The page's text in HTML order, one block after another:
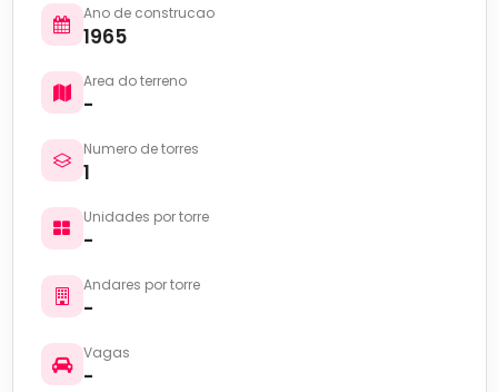
Ano de construcao
1965
Area do terreno
-
Numero de torres
1
Unidades por torre
-
Andares por torre
-
Vagas
-